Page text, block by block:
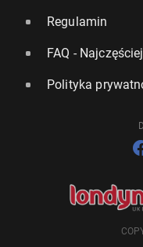
Regulamin
FAQ -
Polityka